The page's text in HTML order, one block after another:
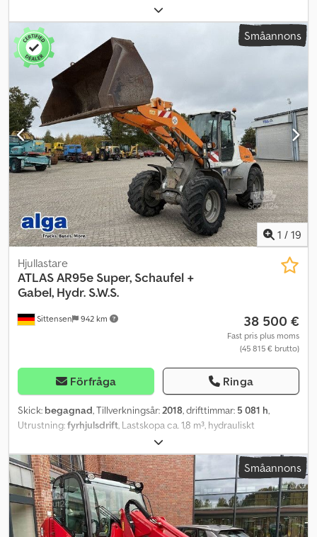
ca 3,8 m³, centralsmörjningssystem, luftkonditionering, kamera;
fordonet kan vara folierat och/eller märkt med reklam Vårt
erbjudande gäller generellt utan nybesiktning. Om nybesiktning
önskas, lämnar vi gärna ett erbjudande via våra partnerverkstäder!
Fordonet kan vara folierat och/eller märkt med reklam. Våra
allmänna leverans- och betalningsvillkor gäller. Dsdpfew A Utqjx
Apvsck Vi tar gärna fram ett finansierings- eller
leasingerbjudande för detta objekt. Vänligen kontakta oss!
Småannons
1 / 19
Sittensen 942 km
Hjullastare
ATLASAR95e Super, Schaufel +
Gabel, Hydr. S.W.S.
38 500 €
Fast pris plus moms
(45 815 € brutto)
Förfråga Ringa
Skick: begagnad, Tillverkningsår:2018, drifttimmar: 5 081 h,
Utrustning:fyrhjulsdrift, Lastskopa ca. 1,8 m³, hydrauliskt
snabbväxlingssystem, pallgaffel, gott skick, fordonet kan vara
folierat och/eller dekorerat med reklam. Dcjdpfxsxb Id Ro Apvok
SI86211 Vårt erbjudande är generellt utan ny TÜV-besiktning. Om
en ny TÜV-besiktning önskas lämnar vi gärna ett erbjudande från
våra partnerverkstäder! Fordonet kan vara folierat och/eller
dekorerat med reklam. Våra allmänna leverans- och
betalningsvillkor gäller. Vi tar gärna fram ett finansierings- eller
Småannons